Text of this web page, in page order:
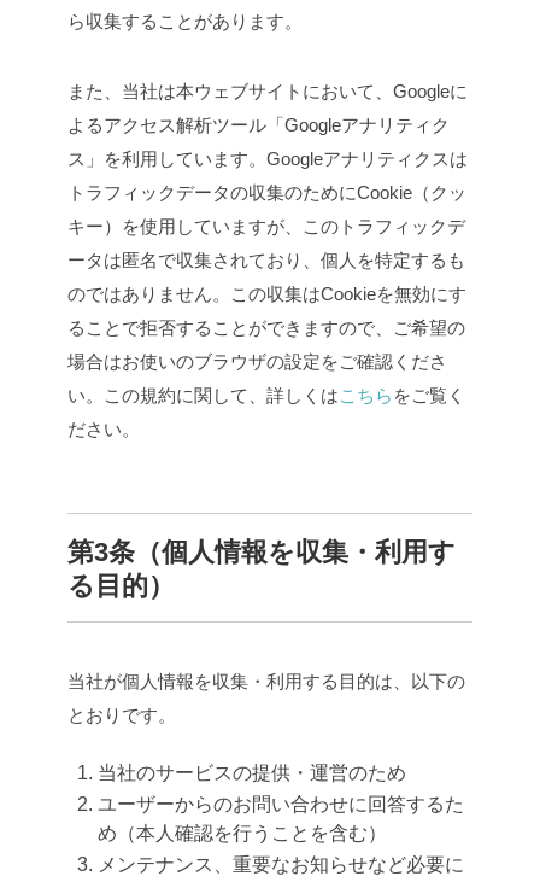
ら収集することがあります。
また、当社は本ウェブサイトにおいて、Googleに
よるアクセス解析ツール「Googleアナリティク
ス」を利用しています。Googleアナリティクスは
トラフィックデータの収集のためにCookie（クッ
キー）を使用していますが、このトラフィックデ
ータは匿名で収集されており、個人を特定するも
のではありません。この収集はCookieを無効にす
ることで拒否することができますので、ご希望の
場合はお使いのブラウザの設定をご確認くださ
い。この規約に関して、詳しくはこちら をご覧く
ださい。
第3条（個人情報を収集・利用す
る目的）
当社が個人情報を収集・利用する目的は、以下の
とおりです。
当社のサービスの提供・運営のため
ユーザーからのお問い合わせに回答するた
め（本人確認を行うことを含む）
メンテナンス、重要なお知らせなど必要に